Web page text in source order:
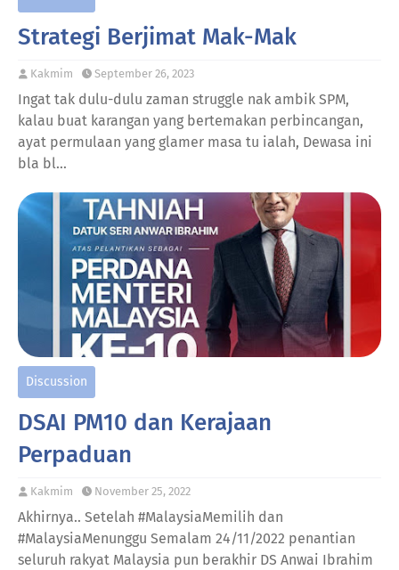
Strategi Berjimat Mak-Mak
Kakmim September 26, 2023
Ingat tak dulu-dulu zaman struggle nak ambik SPM,
kalau buat karangan yang bertemakan perbincangan,
ayat permulaan yang glamer masa tu ialah, Dewasa ini
bla bl…
Discussion
DSAI PM10 dan Kerajaan
Perpaduan
Kakmim November 25, 2022
Akhirnya.. Setelah #MalaysiaMemilih dan
#MalaysiaMenunggu Semalam 24/11/2022 penantian
seluruh rakyat Malaysia pun berakhir DS Anwai Ibrahim